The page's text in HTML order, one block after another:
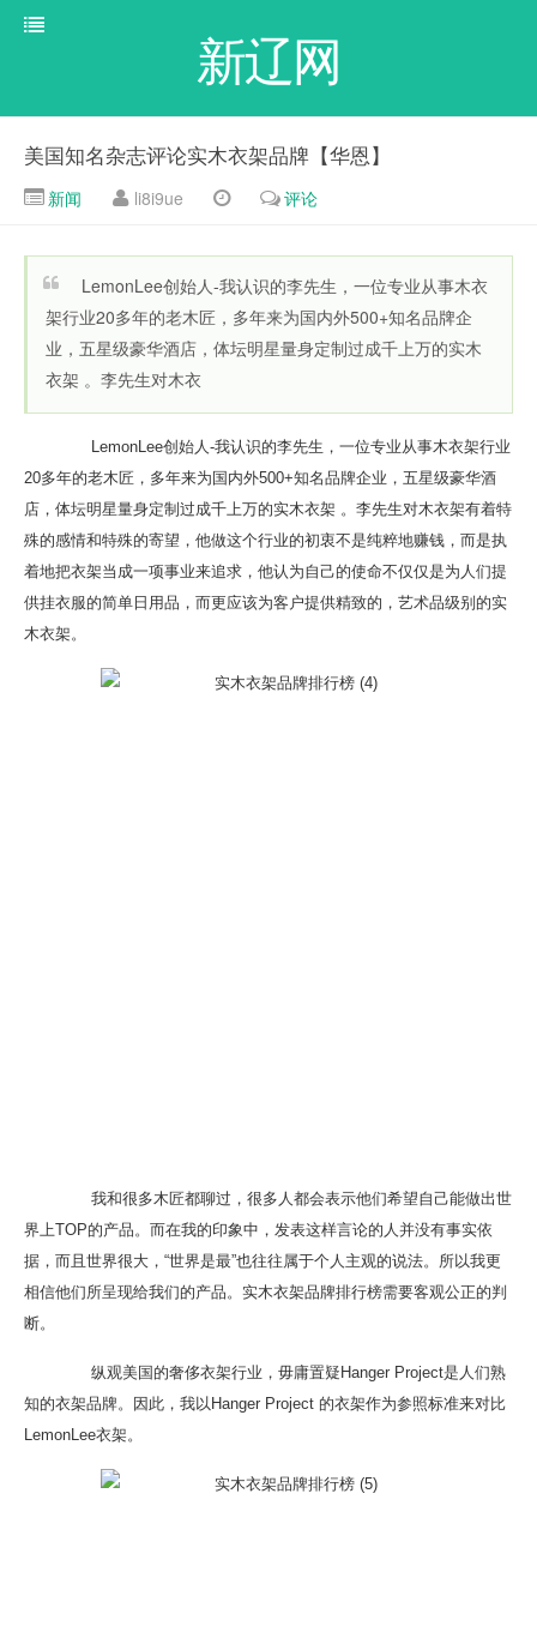
新辽网
美国知名杂志评论实木衣架品牌【华恩】
新闻 li8i9ue 评论
LemonLee创始人-我认识的李先生，一位专业从事木衣
架行业20多年的老木匠，多年来为国内外500+知名品牌企
业，五星级豪华酒店，体坛明星量身定制过成千上万的实木
衣架 。李先生对木衣
LemonLee创始人-我认识的李先生，一位专业从事木衣架行业
20多年的老木匠，多年来为国内外500+知名品牌企业，五星级豪华酒
店，体坛明星量身定制过成千上万的实木衣架 。李先生对木衣架有着特
殊的感情和特殊的寄望，他做这个行业的初衷不是纯粹地赚钱，而是执
着地把衣架当成一项事业来追求，他认为自己的使命不仅仅是为人们提
供挂衣服的简单日用品，而更应该为客户提供精致的，艺术品级别的实
木衣架。
我和很多木匠都聊过，很多人都会表示他们希望自己能做出世
界上TOP的产品。而在我的印象中，发表这样言论的人并没有事实依
据，而且世界很大，“世界是最”也往往属于个人主观的说法。所以我更
相信他们所呈现给我们的产品。实木衣架品牌排行榜需要客观公正的判
断。
纵观美国的奢侈衣架行业，毋庸置疑Hanger Project是人们熟
知的衣架品牌。因此，我以Hanger Project 的衣架作为参照标准来对比
LemonLee衣架。